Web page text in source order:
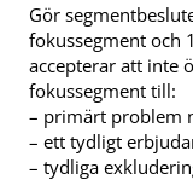
Gör
fokussegment och
accepterar att inte
fokussegment till:
– primärt problem
– ett tydligt
– tydliga